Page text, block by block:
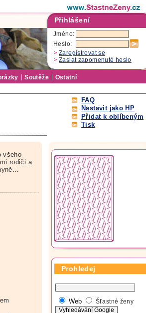
Přihlášení
Jméno:
Heslo:
Zaregistrovat se
Zaslat zapomenuté heslo
Soutěže Ostatní
FAQ
Nastavit jako HP
Přidat k oblíbeným
Tisk
všeho
rodiči a
Prohledej
Web Šťastné ženy